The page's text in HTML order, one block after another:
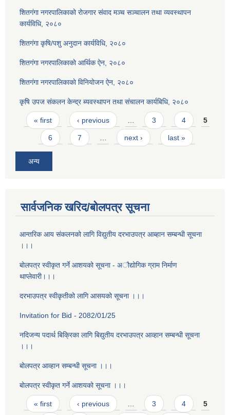
शितगंगा नगरपालिकाको रोजगार संवाद मञ्च सञ्चालन तथा व्यवस्थापन
कार्यविधि, २०८०
शितगंगा कृषि/पशु अनुदान कार्यविधि, २०८०
शितगंगा नगरपालिकाकाे आर्थिक ऐन, २०८०
शितगंगा नगरपालिकाकाे विनियोजन ऐन, २०८०
कृषि उपज संकलन केन्द्र ब्यवस्थापन तथा संचालन कार्यबिधि, २०८०
Pages
« first ‹ previous 3 4 5
6 7 next › last »
अन्य
सार्वजनिक खरिद/बोलपत्र सूचना
आन्तरिक आय संकलनको लागि विद्युतीय दरभाउपत्र आब्हान सम्बन्धी सूचना
।।।
बोलपत्र स्वीकृत गर्ने आशयको सूचना - अौद्योगिक ग्राम निर्माण
थाप्लेवारी।।।
दरभाउपत्र स्वीकृतीको लागि आसयको सूचना ।।।
Invitation for Bid - 2082/01/25
नदिजन्य पदार्थ बिक्रिका लागि बिद्युतीय दरभाउपत्र आव्हान सम्बन्धी सूचना
।।।
बोलपत्र आव्हान सम्बन्धी सूचना ।।।
बोलपत्र स्वीकृत गर्ने आशयको सूचना ।।।
Pages
« first ‹ previous … 3 4 5